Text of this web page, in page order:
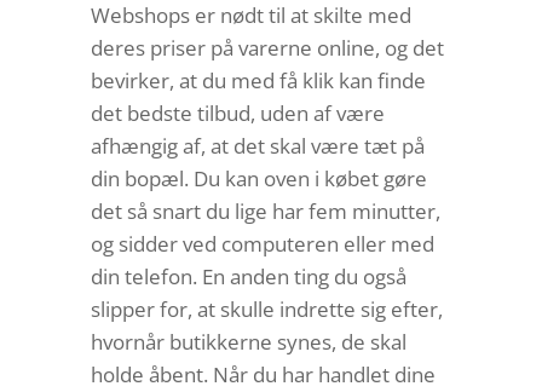
Webshops er nødt til at skilte med
deres priser på varerne online, og det
bevirker, at du med få klik kan finde
det bedste tilbud, uden af være
afhængig af, at det skal være tæt på
din bopæl. Du kan oven i købet gøre
det så snart du lige har fem minutter,
og sidder ved computeren eller med
din telefon. En anden ting du også
slipper for, at skulle indrette sig efter,
hvornår butikkerne synes, de skal
holde åbent. Når du har handlet dine